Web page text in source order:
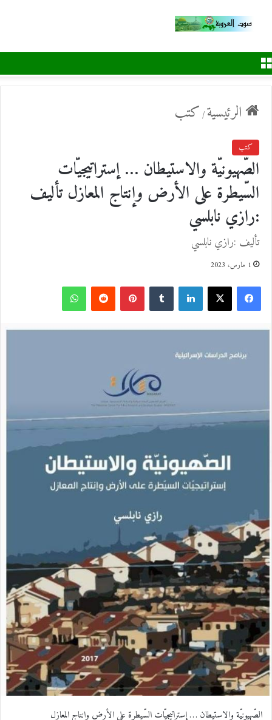
الرئيسية/ كتب
كتب
الصّهيونيّة والاستيطان … إستراتيجيّات
السّيطرة على الأرض وإنتاج المعازل تأليف
:رازي نابلسي
تأليف :رازي نابلسي
1 مارس، 2023
ي
س
و
X
ي
ن
د
ن
T
m
b
r
ي
ت
ي
ي
ت
R
d
i
t
ا
ا
ب
الصّهيونيّة والاستيطان … إستراتيجيّات السّيطرة على الأرض وإنتاج المعازل